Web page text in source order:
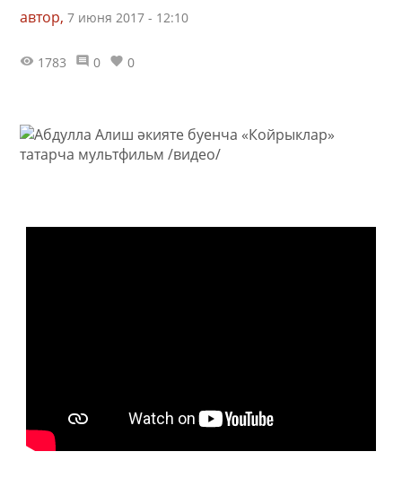
автор, 7 июня 2017 - 12:10
1783 0 0